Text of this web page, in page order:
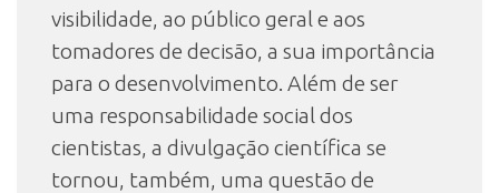
visibilidade, ao público geral e aos
tomadores de decisão, a sua importância
para o desenvolvimento. Além de ser
uma responsabilidade social dos
cientistas, a divulgação científica se
tornou, também, uma questão de